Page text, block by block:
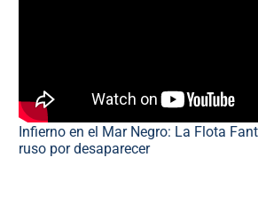
Infierno en el Mar Negro: La Flota
ruso por desaparecer